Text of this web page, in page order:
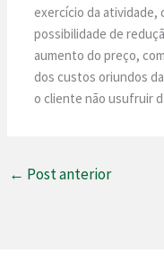
exercício da atividade,
possibilidade de
aumento do preço,
dos custos oriundos
o cliente não usufruir
← Post anterior